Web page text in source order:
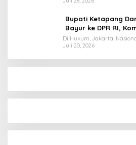
Bupati Ketapang
Bayur ke DPR RI,
Rekomendasi Tegas
PTS
Di Hukum, Jakarta,
Juli 20, 2026